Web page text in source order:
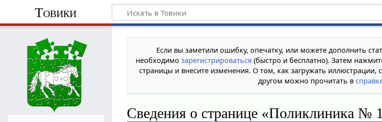
Товики
Если вы заметили ошибку, опечатку, или можете дополнить
необходимозарегистрироваться (быстро и бесплатно). Затем
страницы и внесите изменения. О том, как загружать иллюстрации,
другом можно прочитать в
Сведения о странице «Поликлиника №